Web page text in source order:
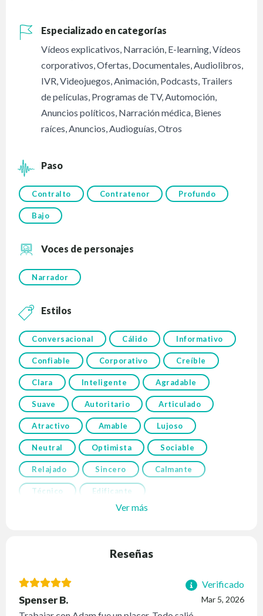
Especializado en categorías
Vídeos explicativos, Narración, E-learning,Vídeos
corporativos,Ofertas, Documentales,Audiolibros,
IVR,Videojuegos,Animación, Podcasts, Trailers
de películas, Programas de TV,Automoción,
Anuncios políticos, Narración médica, Bienes
raíces,Anuncios,Audioguías,Otros
Paso
Contralto Contratenor Profundo
Bajo
Voces de personajes
Narrador
Estilos
Conversacional Cálido Informativo
Confiable Corporativo Creíble
Clara Inteligente Agradable
Suave Autoritario Articulado
Atractivo Amable Lujoso
Neutral Optimista Sociable
Relajado Sincero Calmante
Técnico Edificante
Ver más
Reseñas
Verificado
Mar 5, 2026
Spenser B.